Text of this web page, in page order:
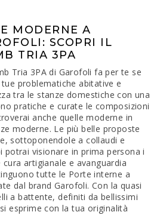
MODERNE A
SCOPRI IL
TRIA 3PA
Tria 3PA di Garofoli fa per te se
problematiche abitative e
tra le stanze domestiche con una
pratiche e curate le composizioni
anche quelle moderne in
moderne. Le più belle proposte
sottoponendole a collaudi e
potrai visionare in prima persona i
artigianale e avanguardia
tutte le Porte interne a
dal brand Garofoli. Con la quasi
a battente, definiti da bellissimi
esprime con la tua originalità